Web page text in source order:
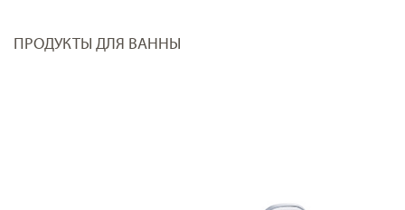
ПРОДУКТЫ ДЛЯ ВАННЫ